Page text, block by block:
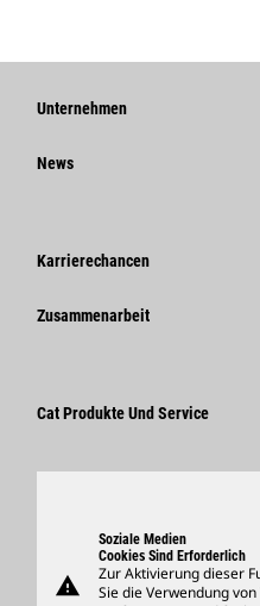
Unternehmen
Strategie
Verhaltenskodex
Innovation
News
Unternehmensweite
Karrierechancen
Warum Caterpillar?
Zusammenarbeit
Lieferanten
Cat Produkte Und Service
Support
Merchandise
warning
Soziale Medien
Cookies Sind Erforderlich
Zur Aktivierung dieser
Sie die Verwendung